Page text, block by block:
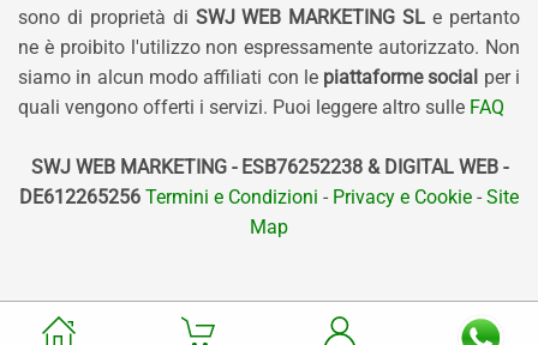
sono di proprietà di SWJ WEB MARKETING SL e pertanto
ne è proibito l'utilizzo non espressamente autorizzato. Non
siamo in alcun modo affiliati con le piattaforme social per i
quali vengono offerti i servizi. Puoi leggere altro sulle FAQ
SWJ WEB MARKETING - ESB76252238 & DIGITAL WEB -
DE612265256 Termini e Condizioni - Privacy e Cookie - Site
Map